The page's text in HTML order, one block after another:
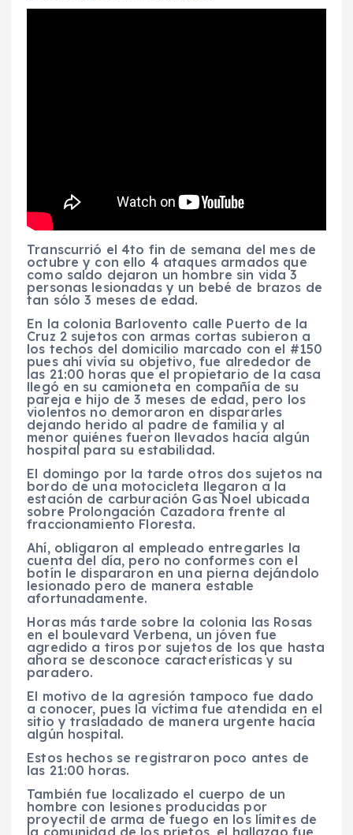
Transcurrió el 4to fin de semana del mes de
octubre y con ello 4 ataques armados que
como saldo dejaron un hombre sin vida 3
personas lesionadas y un bebé de brazos de
tan sólo 3 meses de edad.
En la colonia Barlovento calle Puerto de la
Cruz 2 sujetos con armas cortas subieron a
los techos del domicilio marcado con el #150
pues ahí vivía su objetivo, fue alrededor de
las 21:00 horas que el propietario de la casa
llegó en su camioneta en compañía de su
pareja e hijo de 3 meses de edad, pero los
violentos no demoraron en dispararles
dejando herido al padre de familia y al
menor quiénes fueron llevados hacía algún
hospital para su estabilidad.
El domingo por la tarde otros dos sujetos na
bordo de una motocicleta llegaron a la
estación de carburación Gas Noel ubicada
sobre Prolongación Cazadora frente al
fraccionamiento Floresta.
Ahí, obligaron al empleado entregarles la
cuenta del día, pero no conformes con el
botín le dispararon en una pierna dejándolo
lesionado pero de manera estable
afortunadamente.
Horas más tarde sobre la colonia las Rosas
en el boulevard Verbena, un jóven fue
agredido a tiros por sujetos de los que hasta
ahora se desconoce características y su
paradero.
El motivo de la agresión tampoco fue dado
a conocer, pues la víctima fue atendida en el
sitio y trasladado de manera urgente hacía
algún hospital.
Estos hechos se registraron poco antes de
las 21:00 horas.
También fue localizado el cuerpo de un
hombre con lesiones producidas por
proyectil de arma de fuego en los límites de